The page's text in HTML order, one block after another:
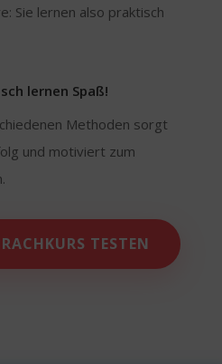
Sie lernen also praktisch
lernen Spaß!
Methoden sorgt
und motiviert zum
TESTEN